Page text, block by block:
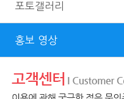
포토갤러리
홍보 영상